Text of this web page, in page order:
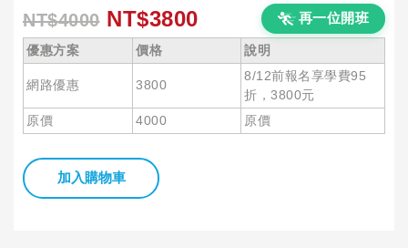
NT$4000 NT$3800 再一位開班
優惠方案 價格 說明
網路優惠 3800
8/12前報名享學費95
折，3800元
原價
4000 原價
加入購物車